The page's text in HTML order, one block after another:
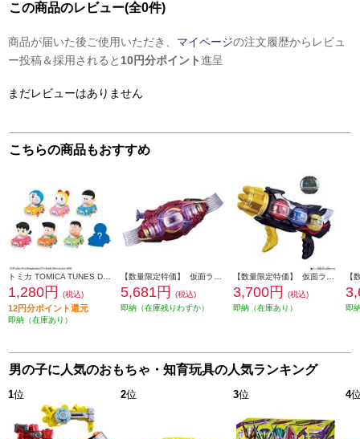
この商品のレビュー(全0件)
商品が届いた後ご使用いただき、 マイページの注文履歴からレビュ
ー投稿＆採用されると 10円分ポイント進呈
まだレビューはありません
こちらの商品もおすすめ
1,280円 (税込)
12円分ポイント還元
即納（在庫あり）
5,681円
(税込)
即納（在庫残りわずか）
3,700円
(税込)
即納（在庫あり）
即
男の子に人気のおもちゃ・知育玩具の人気ランキング
1位 2位 3位 4